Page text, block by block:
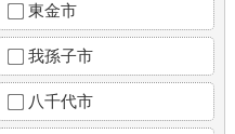
東金市
我孫子市
八千代市